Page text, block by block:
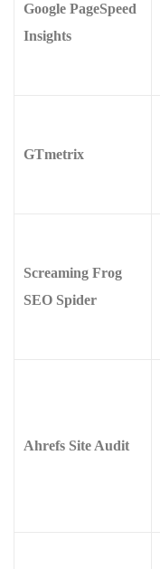
Google PageSpeed
Insights
GTmetrix
Screaming Frog
SEO Spider
Ahrefs Site Audit